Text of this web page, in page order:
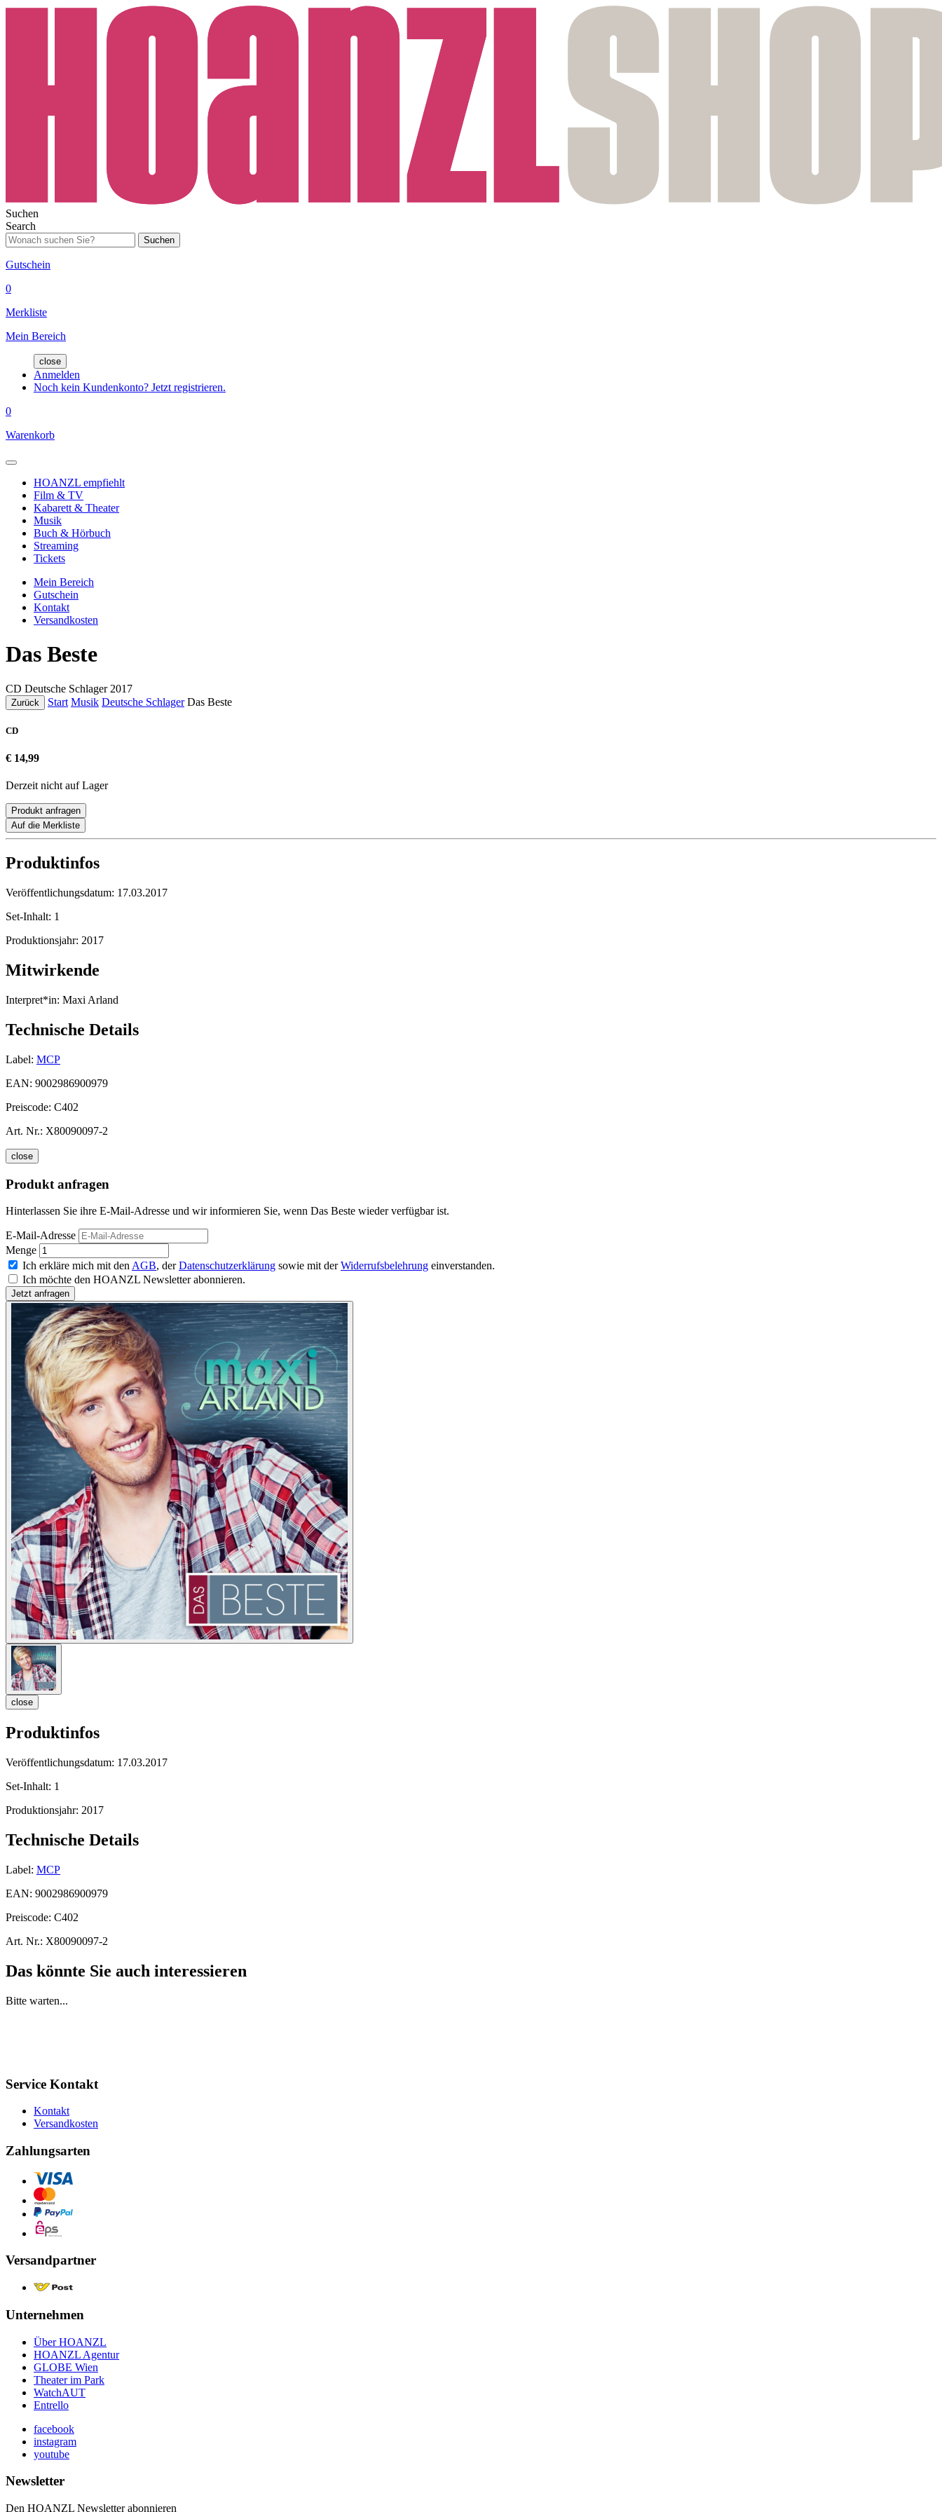
Suchen
Search
Suchen
Gutschein
0
Merkliste
Mein Bereich
close
Anmelden
Noch kein Kundenkonto? Jetzt registrieren.
0
Warenkorb
HOANZL empfiehlt
Film & TV
Kabarett & Theater
Musik
Buch & Hörbuch
Streaming
Tickets
Mein Bereich
Gutschein
Kontakt
Versandkosten
Das Beste
CD Deutsche Schlager 2017
Zurück Start Musik Deutsche Schlager Das Beste
CD
€ 14,99
Derzeit nicht auf Lager
Produkt anfragen
Auf die Merkliste
Produktinfos
Veröffentlichungsdatum: 17.03.2017
Set-Inhalt: 1
Produktionsjahr: 2017
Mitwirkende
Interpret*in: Maxi Arland
Technische Details
Label: MCP
EAN: 9002986900979
Preiscode: C402
Art. Nr.: X80090097-2
close
Produkt anfragen
Hinterlassen Sie ihre E-Mail-Adresse und wir informieren Sie, wenn Das Beste wieder verfügbar ist.
E-Mail-Adresse
Menge
Ich erkläre mich mit den AGB, derDatenschutzerklärung sowie mit derWiderrufsbelehrung einverstanden.
Ich möchte den HOANZL Newsletter abonnieren.
close
Produktinfos
Veröffentlichungsdatum: 17.03.2017
Set-Inhalt: 1
Produktionsjahr: 2017
Technische Details
Label: MCP
EAN: 9002986900979
Preiscode: C402
Art. Nr.: X80090097-2
Das könnte Sie auch interessieren
Bitte warten...
Service Kontakt
Kontakt
Versandkosten
Zahlungsarten
Versandpartner
Unternehmen
Über HOANZL
HOANZL Agentur
GLOBE Wien
Theater im Park
WatchAUT
Entrello
facebook
instagram
youtube
Newsletter
Den HOANZL Newsletter abonnieren